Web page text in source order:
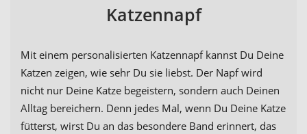
Katzennapf
Mit einem personalisierten Katzennapf kannst Du Deine
Katzen zeigen, wie sehr Du sie liebst. Der Napf wird
nicht nur Deine Katze begeistern, sondern auch Deinen
Alltag bereichern. Denn jedes Mal, wenn Du Deine Katze
fütterst, wirst Du an das besondere Band erinnert, das